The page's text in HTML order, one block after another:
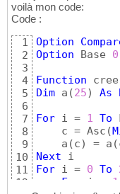
voilà mon code:
Code :
1
2
3
4
5
6
7
8
9
10
11
12
Option
Option Base 0
Function
Dim a (25) As
For i = 1 To
    c = Asc
(
    a
(c) = a (
Next
For i = 0 To
For
j = 1